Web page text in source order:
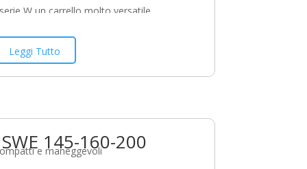
W un carrello molto versatile
SWE offrono elevata efficienza e
nelle operazioni di trasporto orizzontale,
speciali (superfici irregolari,
di pallet chiusi, sollevamento di pallet
Leggi Tutto
145-160-200
e maneggevoli